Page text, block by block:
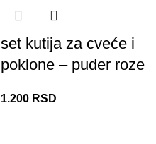
set kutija za cveće i
poklone – puder roze
1.200 RSD